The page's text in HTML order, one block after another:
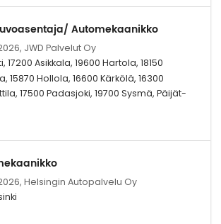
Automekaanikko
JWD Palvelut Oy
17200 Asikkala, 19600 Hartola, 18150
15870 Hollola, 16600 Kärkölä, 16300
17500 Padasjoki, 19700 Sysmä, Päijät-
Helsingin Autopalvelu Oy